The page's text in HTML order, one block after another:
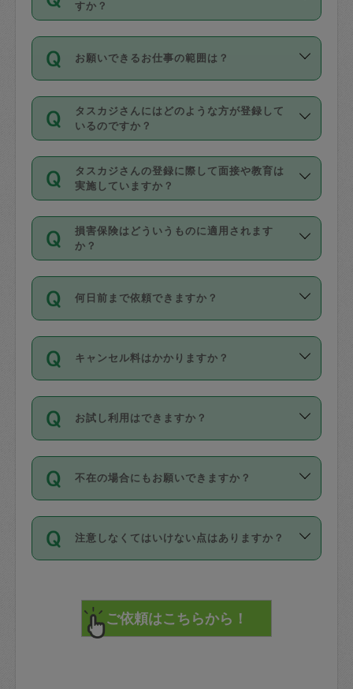
デビットカード・プリペイドカード（Vプ
リカ、au WALLETなど）は支払にはご利
銀行振込や現金払いも対応していませ
なお、タスカジさんの交通費も、依頼料
金のご請求と合わせてお支払いとなりま
動計算で表示されます。
定期の最低利用回数は設けていない代わ
りに、一定数を超えたキャンセルは有償
（例：毎週定期の場合は３回以上のキャ
ンセルが有償（1200円、隔週定期の場合
は２回以上のキャンセルが有償（1200
ます。交通費の金額は「依頼の詳細」に
すか？
時間帯は3種類あります。いずれも１回あ
たり３時間です。
・ＡＭ ９時～１２時
・ＰＭ １３時～１６時
・夜 １８時～２１時
開始時間を２時間前後変更することが可
能です。依頼送信後、個別にタスカジさ
んにメッセージを送り調整してくださ
い。ただし、２時間を越えての調整はで
時間も被らない場合、損害保険の対象外
お願いできるお仕事の範囲は？
掃除、整理収納、洗濯、買い物、料理、
作り置きです。タスカジさんによってで
きる仕事の範囲が異なりますので、依頼
する前にタスカジさんのプロフィールで
確認してください。
基本的に、高所での作業や危険作業、屋
外での作業は対象外です。
タスカジさんにはどのような方が登録して
いるのですか？
主婦として長年の家事経験をお持ちの
方、栄養士・調理師といった資格者で保
育園や学校の給食やレストランで料理関
係の専門職に従事されていた方、日本で
すでにハウスキーパーや英語の先生とし
てお仕事をしているフィリピン出身の
社員など様々なバックグラウンドの方が
登録しています。
日本語も話せる方など様々です。
ールに記載していますので、各自の得意
を依頼してください。
タスカジさんの登録に際して面接や教育は
実施していますか？
応募の際に、各自事務局との面接と説明
を行っています。その後、身分証明書の
写真提出をしていただいています。外国
確認しています。タスカジさんトレーニ
ング動画を使ったセルフトレーニングの
現場トライアルを受け、合格したタスカ
ジさんが活動されています。
※テストセンターの講評は１件目のレビュ
参考
【詳細】タスカジさんの登録に際
損害保険はどういうものに適用されます
か？
依頼者とタスカジさんとの間でタスカジ
を通して成立した作業時間内での作業に
適用されます。作業範囲は、掃除、洗
です。作業中に物を壊したり、人にけが
をさせたりした場合が対象で、補償金額
す。
写真を撮り、
詳細FAQ：
損害賠償保険について教えて
何日前まで依頼できますか？
ご依頼は、現在を起点に3日後（72時間
以降）の日時から受付可能となっていま
す。
タスカジさんへ「募集」をかけることが
可能です。
キャンセル料はかかりますか？
キャンセル料には、以下の2種類がありま
す。
1. 直前キャンセル（定期、スポット契約
共通）
72時間を超える※と、以下のキャンセル
料が発生します。
直前キャンセル料：
72時間前〜24時間前＝依頼料金の50%
お試し利用はできますか？
「お試し利用」というメニューはありま
せんが、「一回のみ」依頼を活用するこ
とによって、気に入ったタスカジさんを
まず、条件の合う気になるタスカジさ
みてください。
その後、一番気に入ったタスカジさんに
不在の場合にもお願いできますか？
不在の場合の作業はタスカジさんの同意
が必要です。数回の依頼ののち、タスカ
ジさんと依頼者の間で十分な信頼関係が
てください。
不在時に部屋に入るためにタスカジさん
注意しなくてはいけない点はありますか？
で、必ず鍵のかかるロッカーや金庫に入
れて依頼者の責任の元管理するよう心掛
けてください。